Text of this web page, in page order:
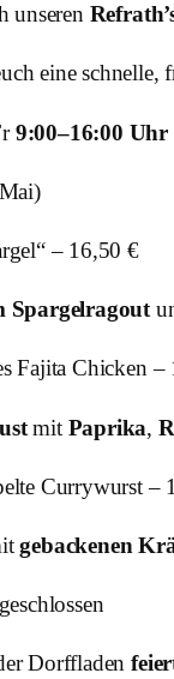
unseren
eine schnelle,
9:00–16:00 Uhr
– 16,50 €
Spargelragout
Fajita Chicken –
mit Paprika,
Currywurst –
gebackenen
Dorffladen